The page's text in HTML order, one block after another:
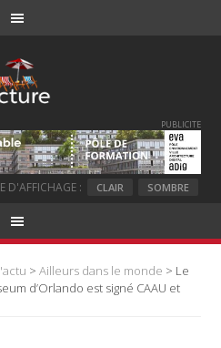
PUBLICITE
D'AFFICHAGE : CLAIR SOMBRE
>Ailleurs dans le monde > Le
d’Orlando est signé CAAU et